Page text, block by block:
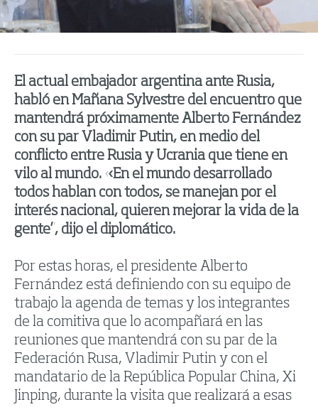
El actual embajador argentina ante Rusia,
habló en Mañana Sylvestre del encuentro que
mantendrá próximamente Alberto Fernández
con su par Vladimir Putin, en medio del
conflicto entre Rusia y Ucrania que tiene en
vilo al mundo. «En el mundo desarrollado
todos hablan con todos, se manejan por el
interés nacional, quieren mejorar la vida de la
gente”, dijo el diplomático.
Por estas horas, el presidente Alberto
Fernández está definiendo con su equipo de
trabajo la agenda de temas y los integrantes
de la comitiva que lo acompañará en las
reuniones que mantendrá con su par de la
Federación Rusa, Vladimir Putin y con el
mandatario de la República Popular China, Xi
Jinping, durante la visita que realizará a esas